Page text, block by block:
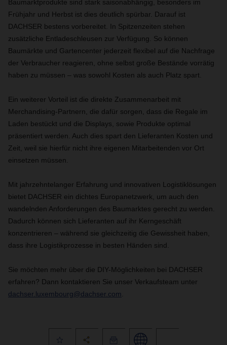
Baumarktprodukte sind stark saisonabhängig, besonders im
Frühjahr und Herbst ist dies deutlich spürbar. Darauf ist
DACHSER bestens vorbereitet. In Spitzenzeiten stehen
zusätzliche Entladeschleusen zur Verfügung. So können
Baumärkte und Gartencenter jederzeit flexibel auf die Nachfrage
der Verbraucher reagieren, ohne selbst große Bestände vorrätig
haben zu müssen – was sowohl Kosten als auch Platz spart.
Ein weiterer Vorteil ist die direkte Zusammenarbeit mit
Merchandising-Partnern, die dafür sorgen, dass die Regale im
Laden bestückt und die Displays, sowie Produkte optimal
präsentiert werden. Auch dies spart den Lieferanten Kosten und
Zeit, weil sie hierfür nicht ihre eigenen Mitarbeitenden vor Ort
einsetzen müssen.
Mit jahrzehntelanger Erfahrung und innovativen Logistiklösungen
bietet DACHSER ein dichtes Europanetzwerk, um auch den
wandelnden Anforderungen des Baumarktes gerecht zu werden.
Dadurch können sich Lieferanten auf ihr Kerngeschäft
konzentrieren – während sie gleichzeitig die Gewissheit haben,
dass ihre Logistikprozesse in besten Händen sind.
Sie möchten mehr über die DIY-Möglichkeiten bei DACHSER
erfahren? Dann kontaktieren Sie unser Verkaufsteam unter
dachser.luxembourg@dachser.com